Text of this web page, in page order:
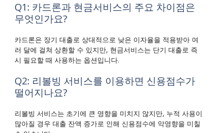
Q1: 카드론과 현금서비스의 주요 차이점은
무엇인가요?
카드론은 장기 대출로 상대적으로 낮은 이자율을 적용받아 여
러 달에 걸쳐 상환할 수 있지만, 현금서비스는 단기 대출로 즉
시 필요할 때 사용하는 옵션입니다.
Q2: 리볼빙 서비스를 이용하면 신용점수가
떨어지나요?
리볼빙 서비스는 초기에 큰 영향을 미치지 않지만, 누적 사용이
많아질 경우 대출 잔액 증가로 인해 신용점수에 악영향을 미칠